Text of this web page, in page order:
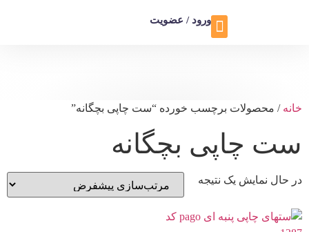
ورود / عضویت
خانه / محصولات برچسب خورده “ست چاپی بچگانه”
ست چاپی بچگانه
در حال نمایش یک نتیجه